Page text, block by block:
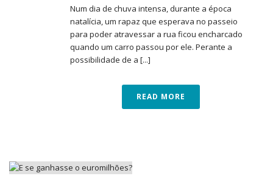
Num dia de chuva intensa, durante a época
natalícia, um rapaz que esperava no passeio
para poder atravessar a rua ficou encharcado
quando um carro passou por ele. Perante a
possibilidade de a [...]
READ MORE